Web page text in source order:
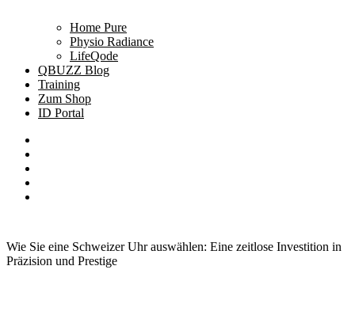
Home Pure
Physio Radiance
LifeQode
QBUZZ Blog
Training
Zum Shop
ID Portal
Wie Sie eine Schweizer Uhr auswählen: Eine zeitlose Investition in
Präzision und Prestige